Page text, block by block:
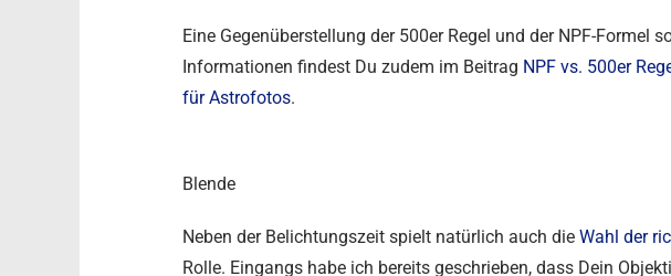
Eine Gegenüberstellung der 500er Regel und der NPF-Formel
Informationen findest Du zudem im Beitrag NPF vs. 500er
für Astrofotos.
Blende
Neben der Belichtungszeit spielt natürlich auch dieWahl der
Rolle. Eingangs habe ich bereits geschrieben, dass Dein